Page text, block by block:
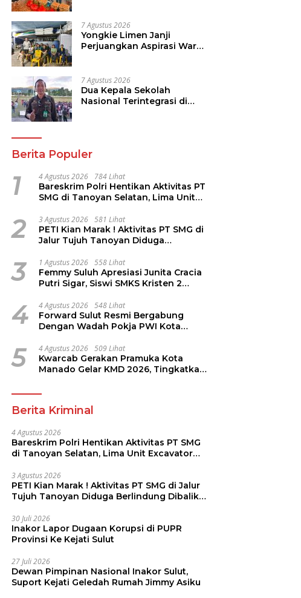
7 Agustus 2026
Yongkie Limen Janji
Perjuangkan Aspirasi Warga
7 Agustus 2026
Dua Kepala Sekolah
Nasional Terintegrasi di
Berita Populer
1 4 Agustus 2026 784 Lihat
Bareskrim Polri Hentikan Aktivitas PT
SMG di Tanoyan Selatan, Lima Unit
2 3 Agustus 2026 581 Lihat
PETI Kian Marak ! Aktivitas PT SMG di
Jalur Tujuh Tanoyan Diduga
3 1 Agustus 2026 558 Lihat
Femmy Suluh Apresiasi Junita Cracia
Putri Sigar, Siswi SMKS Kristen 2
Dikmen Nasional 2026
4 4 Agustus 2026 548 Lihat
Forward Sulut Resmi Bergabung
Dengan Wadah Pokja PWI Kota
5 4 Agustus 2026 509 Lihat
Kwarcab Gerakan Pramuka Kota
Manado Gelar KMD 2026, Tingkatkan
Pramuka
Berita Kriminal
4 Agustus 2026
Bareskrim Polri Hentikan Aktivitas PT SMG
di Tanoyan Selatan, Lima Unit Excavator
3 Agustus 2026
PETI Kian Marak ! Aktivitas PT SMG di Jalur
Tujuh Tanoyan Diduga Berlindung Dibalik
30 Juli 2026
Inakor Lapor Dugaan Korupsi di PUPR
Provinsi Ke Kejati Sulut
27 Juli 2026
Dewan Pimpinan Nasional Inakor Sulut,
Suport Kejati Geledah Rumah Jimmy Asiku